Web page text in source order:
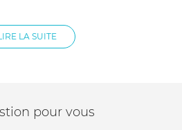
au lave-vaisselle
BPA
petits
accessoires des chaises Tripp
LA SUITE
pour vous